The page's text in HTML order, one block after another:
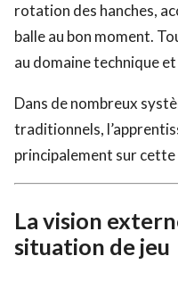
rotation des hanches,
balle au bon moment.
au domaine technique
Dans de nombreux
traditionnels,
principalement sur cette
La vision
situation de jeu